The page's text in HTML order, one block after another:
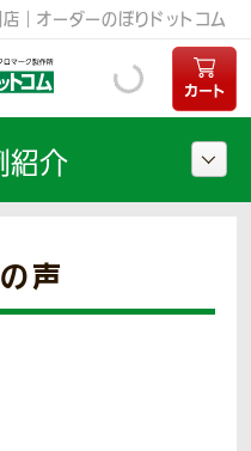
｜オーダーのぼりドットコム
カート
声
紹介